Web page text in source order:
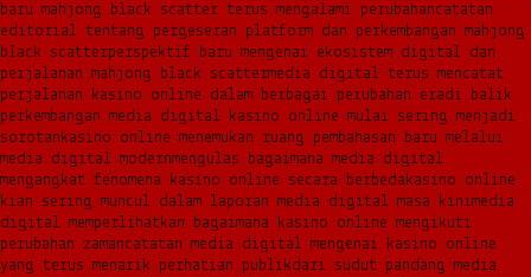
baru mahjong black scatter terus mengalami perubahancatatan
editorial tentang pergeseran platform dan perkembangan mahjong
black scatterperspektif baru mengenai ekosistem digital dan
perjalanan mahjong black scattermedia digital terus mencatat
perjalanan kasino online dalam berbagai perubahan eradi balik
perkembangan media digital kasino online mulai sering menjadi
sorotankasino online menemukan ruang pembahasan baru melalui
media digital modernmengulas bagaimana media digital
mengangkat fenomena kasino online secara berbedakasino online
kian sering muncul dalam laporan media digital masa kinimedia
digital memperlihatkan bagaimana kasino online mengikuti
perubahan zamancatatan media digital mengenai kasino online
yang terus menarik perhatian publikdari sudut pandang media